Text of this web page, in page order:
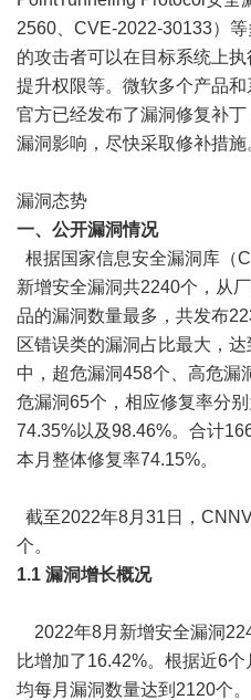
2560、CVE-2022-30133）
的攻击者可以在目标系统上
提升权限等。微软多个产品
官方已经发布了漏洞修复补
漏洞影响，尽快采取修补措施
漏洞态势
一、公开漏洞情况
根据国家信息安全漏洞库（
新增安全漏洞共2240个，从
品的漏洞数量最多，共发布
区错误类的漏洞占比最大，
中，超危漏洞458个、高危漏
危漏洞65个，相应修复率分别
74.35%以及98.46%。合计
本月整体修复率74.15%。
截至2022年8月31日，
个。
1.1 漏洞增长概况
2022年8月新增安全漏洞
比增加了16.42%。根据近6
均每月漏洞数量达到2120个。